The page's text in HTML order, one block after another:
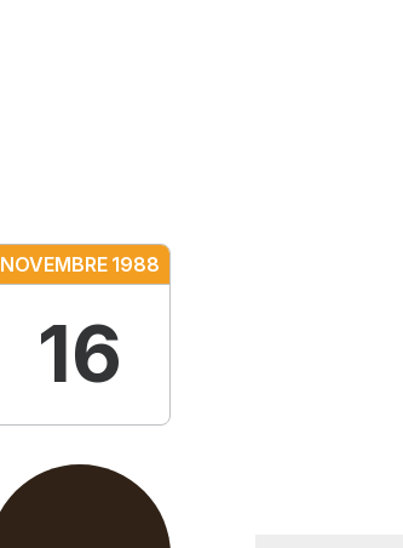
NOVEMBRE 1988
16